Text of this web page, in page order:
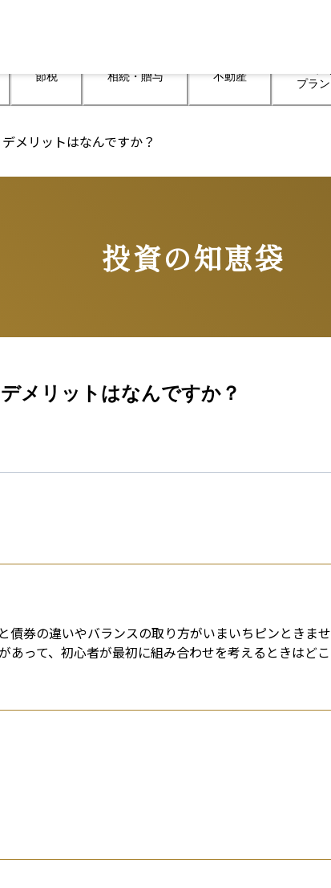
節税 相続・贈与 不動産
プラ
メリットはなんですか？
投資の知恵袋
メリットはなんですか？
債券の違いやバランスの取り方がいまいちピンときま
あって、初心者が最初に組み合わせを考えるときはど